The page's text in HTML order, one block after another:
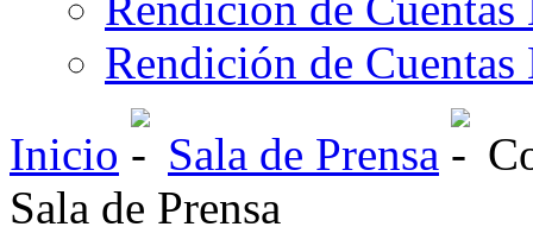
Rendición de
Inicio
Sala de Prensa
Sala de Prensa